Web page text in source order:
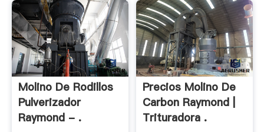
Molino De Rodillos
Pulverizador
Raymond - .
Precios Molino De
Carbon Raymond |
Trituradora .